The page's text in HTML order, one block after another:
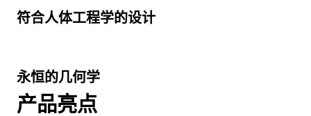
符合人体工程学的设计
永恒的几何学
产品亮点